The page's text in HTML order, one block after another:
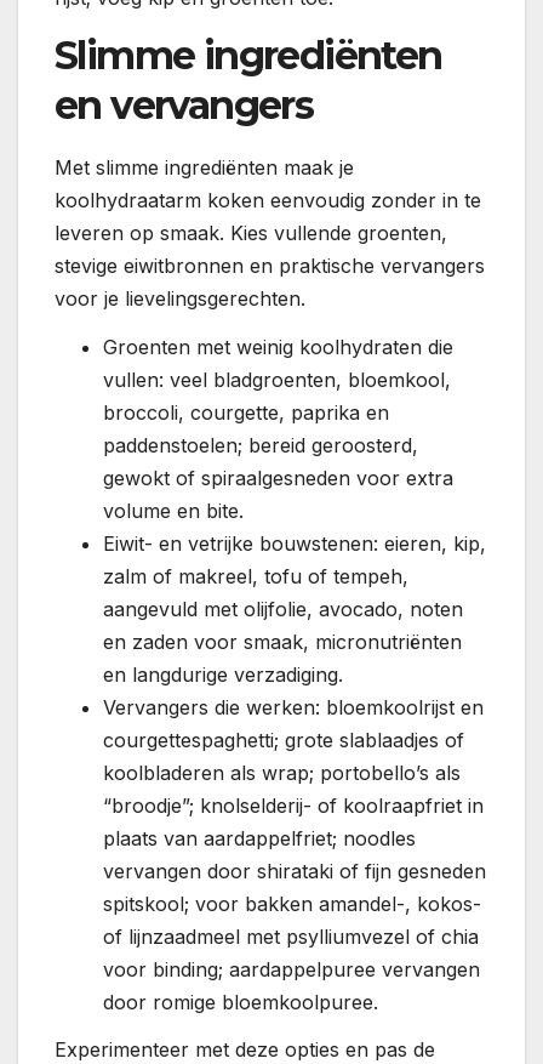
Slimme ingrediënten
en vervangers
Met slimme ingrediënten maak je
koolhydraatarm koken eenvoudig zonder in te
leveren op smaak. Kies vullende groenten,
stevige eiwitbronnen en praktische vervangers
voor je lievelingsgerechten.
Groenten met weinig koolhydraten die
vullen: veel bladgroenten, bloemkool,
broccoli, courgette, paprika en
paddenstoelen; bereid geroosterd,
gewokt of spiraalgesneden voor extra
volume en bite.
Eiwit- en vetrijke bouwstenen: eieren, kip,
zalm of makreel, tofu of tempeh,
aangevuld met olijfolie, avocado, noten
en zaden voor smaak, micronutriënten
en langdurige verzadiging.
Vervangers die werken: bloemkoolrijst en
courgettespaghetti; grote slablaadjes of
koolbladeren als wrap; portobello’s als
“broodje”; knolselderij- of koolraapfriet in
plaats van aardappelfriet; noodles
vervangen door shirataki of fijn gesneden
spitskool; voor bakken amandel-, kokos-
of lijnzaadmeel met psylliumvezel of chia
voor binding; aardappelpuree vervangen
door romige bloemkoolpuree.
Experimenteer met deze opties en pas de